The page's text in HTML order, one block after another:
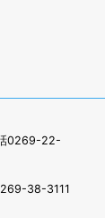
0269-22-
38-3111